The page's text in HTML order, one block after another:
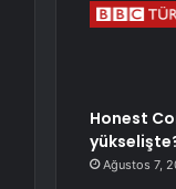
Honest
Ağustos 7,